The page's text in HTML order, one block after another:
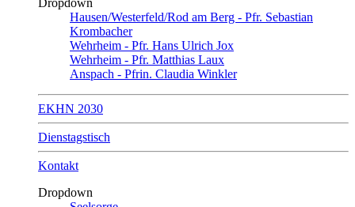
Hausen/Westerfeld/Rod am Berg - Pfr. Sebastian
Krombacher
Wehrheim - Pfr. Hans Ulrich Jox
Wehrheim - Pfr. Matthias Laux
Anspach - Pfrin. Claudia Winkler
EKHN 2030
Dienstagstisch
Kontakt
Dropdown